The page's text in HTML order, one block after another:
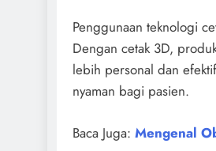
Penggunaan teknologi
Dengan cetak 3D,
lebih personal dan
nyaman bagi pasien.
Baca Juga: Mengenal